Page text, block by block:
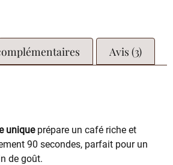
Avis (3)
uniqueprépare un café riche et
90 secondes, parfait pour un
de goût.